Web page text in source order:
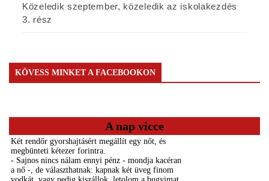
Közeledik szeptember, közeledik az iskolakezdés
3. rész
KÖVESS MINKET A FACEBOOKON
A nap vicce